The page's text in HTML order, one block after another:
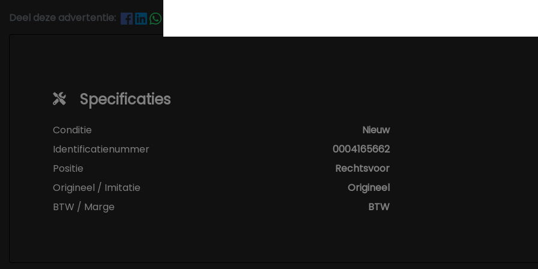
Deel deze advertentie:
Specificaties
Conditie
Nieuw
Identificatienummer
0004165662
Positie
Rechtsvoor
Origineel / Imitatie
Origineel
BTW / Marge
BTW